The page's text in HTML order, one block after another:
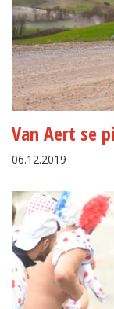
Van Aert se
06.12.2019